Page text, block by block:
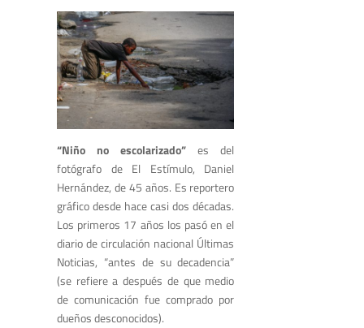
“Niño no escolarizado” es del
fotógrafo de El Estímulo, Daniel
Hernández, de 45 años. Es reportero
gráfico desde hace casi dos décadas.
Los primeros 17 años los pasó en el
diario de circulación nacional Últimas
Noticias, “antes de su decadencia”
(se refiere a después de que medio
de comunicación fue comprado por
dueños desconocidos).